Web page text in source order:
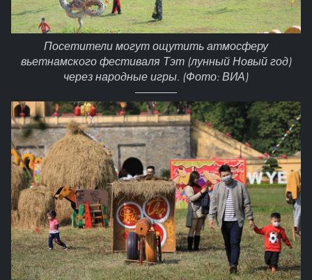
Посетители могут ощутить атмосферу
вьетнамского фестиваля Тэт (лунный Новый год)
через народные игры. (Фото: ВИА)